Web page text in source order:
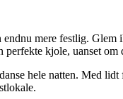
mere festlig.
kjole, uanset om
hele natten. Med